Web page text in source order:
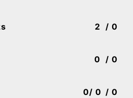
2 / 0
0 / 0
0/ 0 / 0